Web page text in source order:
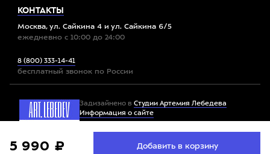
КОНТАКТЫ
Москва, ул. Сайкина 4 и ул. Сайкина 6/5
ежедневно с 10:00 до 24:00
8 (800) 333-14-41
бесплатный звонок по России
Задизайнено в Студии Артемия Лебедева
Информация о сайте
Все права защищены. 2012-2026 © Спорт-Марафон
сайтом, вы соглашаетесь с
условиями использования
Принять
5 990 ₽ Добавить в корзину